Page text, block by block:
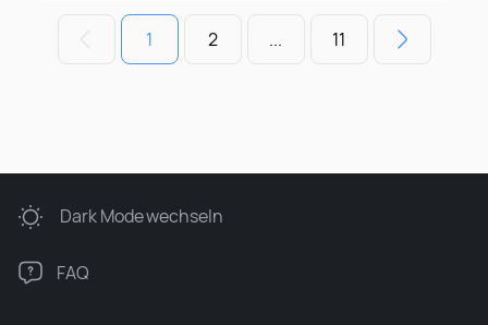
1 2 ... 11
Dark Modewechseln
FAQ